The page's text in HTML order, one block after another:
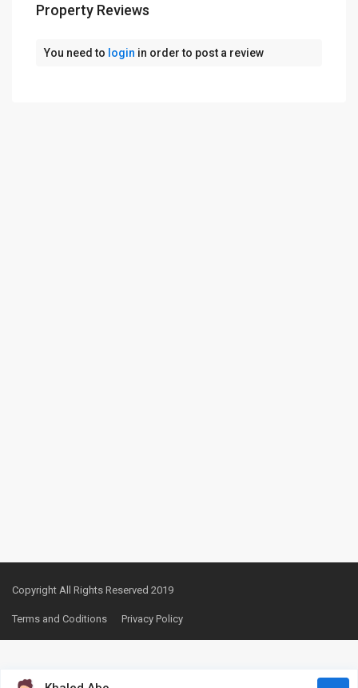
Property Reviews
You need to login in order to post a review
Copyright All Rights Reserved 2019
Terms and Coditions Privacy Policy